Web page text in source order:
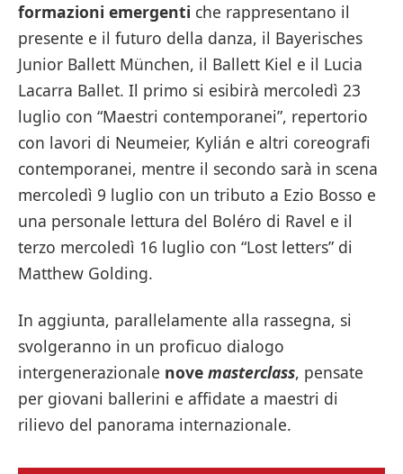
formazioni emergenti che rappresentano il
presente e il futuro della danza, il Bayerisches
Junior Ballett München, il Ballett Kiel e il Lucia
Lacarra Ballet. Il primo si esibirà mercoledì 23
luglio con “Maestri contemporanei”, repertorio
con lavori di Neumeier, Kylián e altri coreografi
contemporanei, mentre il secondo sarà in scena
mercoledì 9 luglio con un tributo a Ezio Bosso e
una personale lettura del Boléro di Ravel e il
terzo mercoledì 16 luglio con “Lost letters” di
Matthew Golding.
In aggiunta, parallelamente alla rassegna, si
svolgeranno in un proficuo dialogo
intergenerazionale nove masterclass, pensate
per giovani ballerini e affidate a maestri di
rilievo del panorama internazionale.